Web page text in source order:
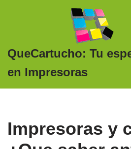
contenido
QueCartucho: Tu
en Impresoras
Impresoras y